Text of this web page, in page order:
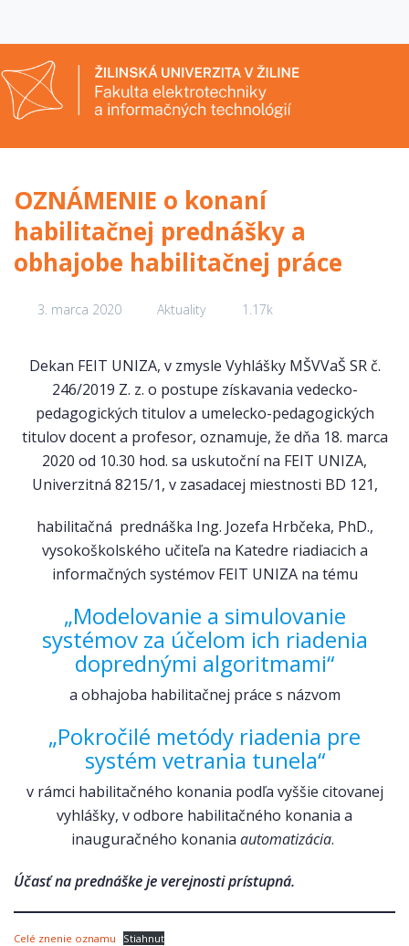
OZNÁMENIE o konaní
habilitačnej prednášky a
obhajobe habilitačnej práce
3. marca 2020 Aktuality 1.17k
Dekan FEIT UNIZA, v zmysle Vyhlášky MŠVVaŠ SR č.
246/2019 Z. z. o postupe získavania vedecko-
pedagogických titulov a umelecko-pedagogických
titulov docent a profesor, oznamuje, že dňa 18. marca
2020 od 10.30 hod. sa uskutoční na FEIT UNIZA,
Univerzitná 8215/1, v zasadacej miestnosti BD 121,
habilitačná prednáška Ing. Jozefa Hrbčeka, PhD.,
vysokoškolského učiteľa na Katedre riadiacich a
informačných systémov FEIT UNIZA na tému
„Modelovanie a simulovanie
systémov za účelom ich riadenia
doprednými algoritmami“
a obhajoba habilitačnej práce s názvom
„Pokročilé metódy riadenia pre
systém vetrania tunela“
v rámci habilitačného konania podľa vyššie citovanej
vyhlášky, v odbore habilitačného konania a
inauguračného konania automatizácia.
Účasť na prednáške je verejnosti prístupná.
Celé znenie oznamu Stiahnuť